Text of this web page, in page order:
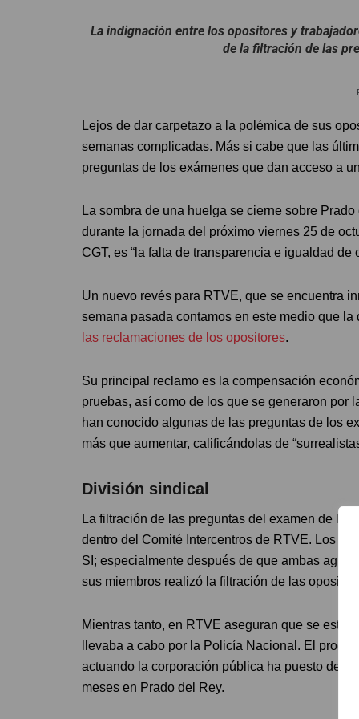
La indignación entre los opositores y
de la filtración de las
Lejos de dar carpetazo a la polémica de sus
semanas complicadas. Más si cabe que las
preguntas de los exámenes que dan acceso a
La sombra de una huelga se cierne sobre
durante la jornada del próximo viernes 25 de
CGT, es “la falta de transparencia e igualdad
Un nuevo revés para RTVE, que se encuentra
semana pasada contamos en este medio que
las reclamaciones de los opositores.
Su principal reclamo es la compensación
pruebas, así como de los que se generaron por
han conocido algunas de las preguntas de los
más que aumentar, calificándolas de
División sindical
La filtración de las preguntas del examen de la
dentro del Comité Intercentros de RTVE. Los
SI; especialmente después de que ambas
sus miembros realizó la filtración de las
Mientras tanto, en RTVE aseguran que se está
llevaba a cabo por la Policía Nacional. El
actuando la corporación pública ha puesto de
meses en Prado del Rey.